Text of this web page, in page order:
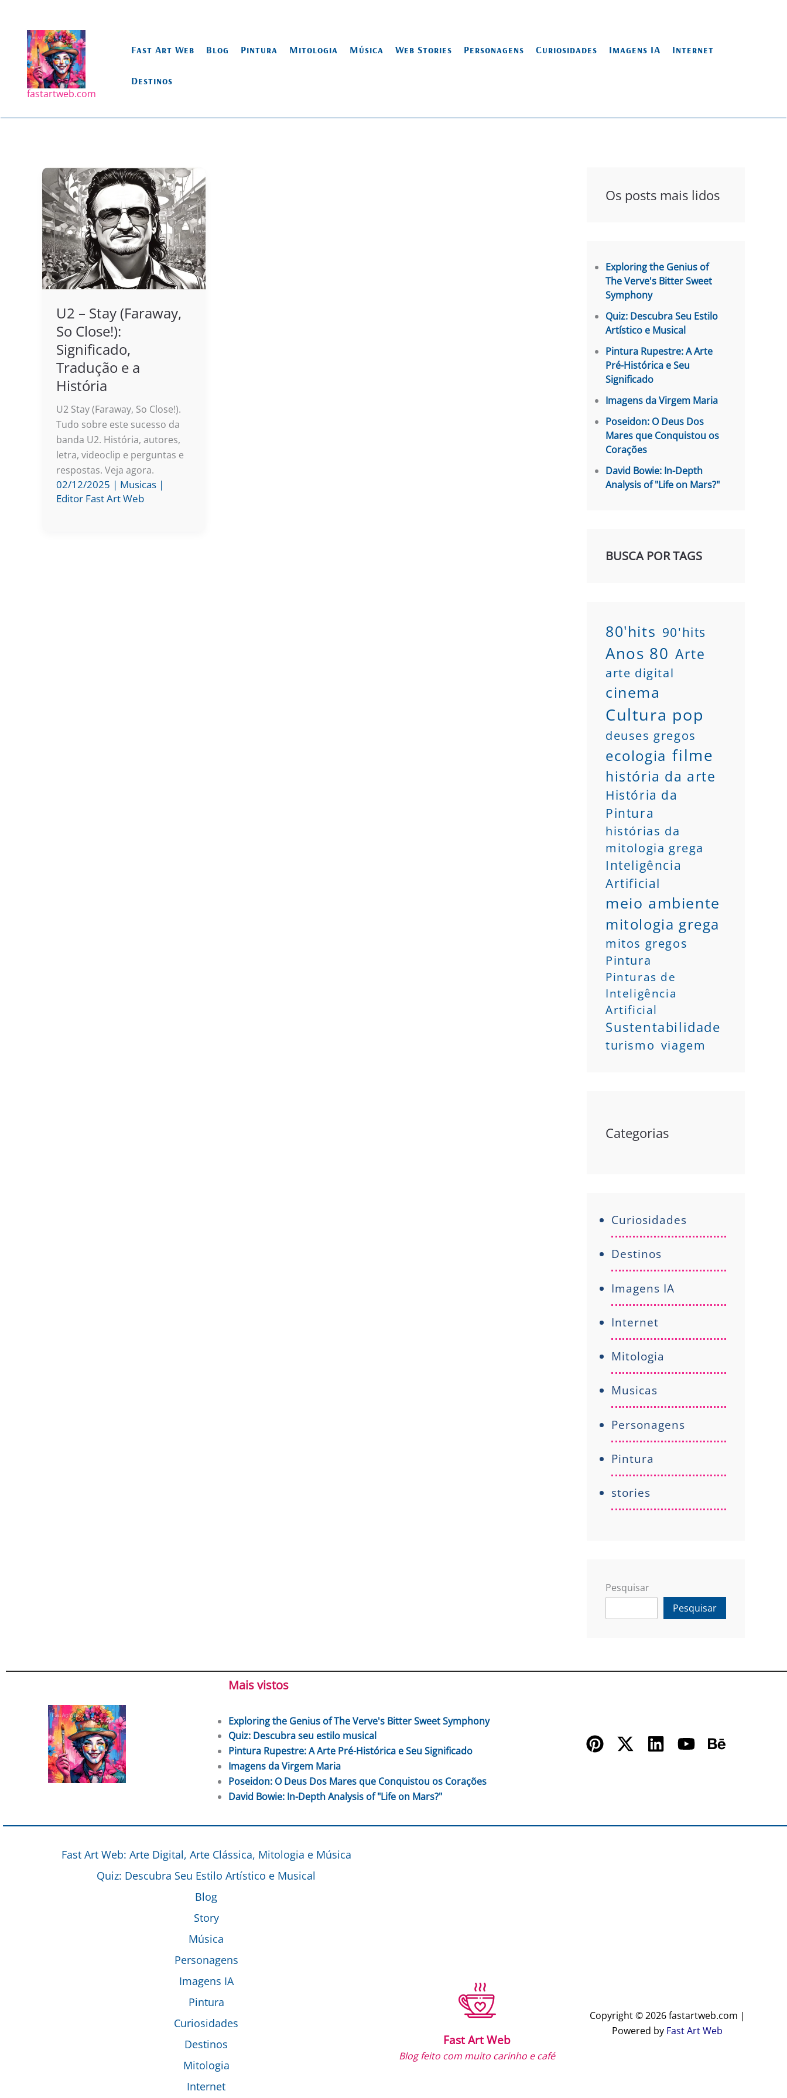
conteúdo
fastartweb.com
Fast Art Web Blog Pintura Mitologia Música Web Stories Personagens Curiosidades Imagens IA Internet
Destinos
U2 – Stay (Faraway,
So Close!):
Significado,
Tradução e a
História
U2 Stay (Faraway, So Close!).
Tudo sobre este sucesso da
banda U2. História, autores,
letra, videoclip e perguntas e
respostas. Veja agora.
02/12/2025 | Musicas |
Editor Fast Art Web
Os posts mais lidos
Exploring the Genius of
The Verve's Bitter Sweet
Symphony
Quiz: Descubra Seu Estilo
Artístico e Musical
Pintura Rupestre: A Arte
Pré-Histórica e Seu
Significado
Imagens da Virgem Maria
Poseidon: O Deus Dos
Mares que Conquistou os
Corações
David Bowie: In-Depth
Analysis of "Life on Mars?"
BUSCA POR TAGS
80'hits 90'hits
Anos 80 Arte
arte digital
cinema
Cultura pop
deuses gregos
ecologia filme
história da arte
História da
Pintura
histórias da
mitologia grega
Inteligência
Artificial
meio ambiente
mitologia grega
mitos gregos
Pintura
Pinturas de
Inteligência
Artificial
Sustentabilidade
turismo viagem
Categorias
Curiosidades
Destinos
Imagens IA
Internet
Mitologia
Musicas
Personagens
Pintura
stories
Pesquisar
Pesquisar
Mais vistos
Exploring the Genius of The Verve's Bitter Sweet Symphony
Quiz: Descubra seu estilo musical
Pintura Rupestre: A Arte Pré-Histórica e Seu Significado
Imagens da Virgem Maria
Poseidon: O Deus Dos Mares que Conquistou os Corações
David Bowie: In-Depth Analysis of "Life on Mars?"
Fast Art Web: Arte Digital, Arte Clássica, Mitologia e Música
Quiz: Descubra Seu Estilo Artístico e Musical
Blog
Story
Música
Personagens
Imagens IA
Pintura
Curiosidades
Destinos
Mitologia
Internet
Fast Art Web
Blog feito com muito carinho e café
Copyright © 2026 fastartweb.com |
Powered by Fast Art Web